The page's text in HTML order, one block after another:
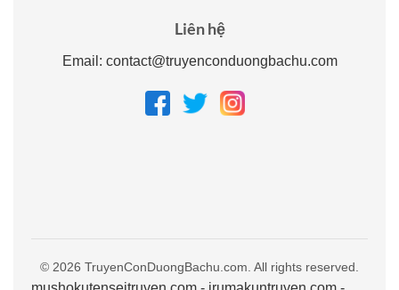
Liên hệ
Email: contact@truyenconduongbachu.com
© 2026 TruyenConDuongBachu.com. All rights reserved.